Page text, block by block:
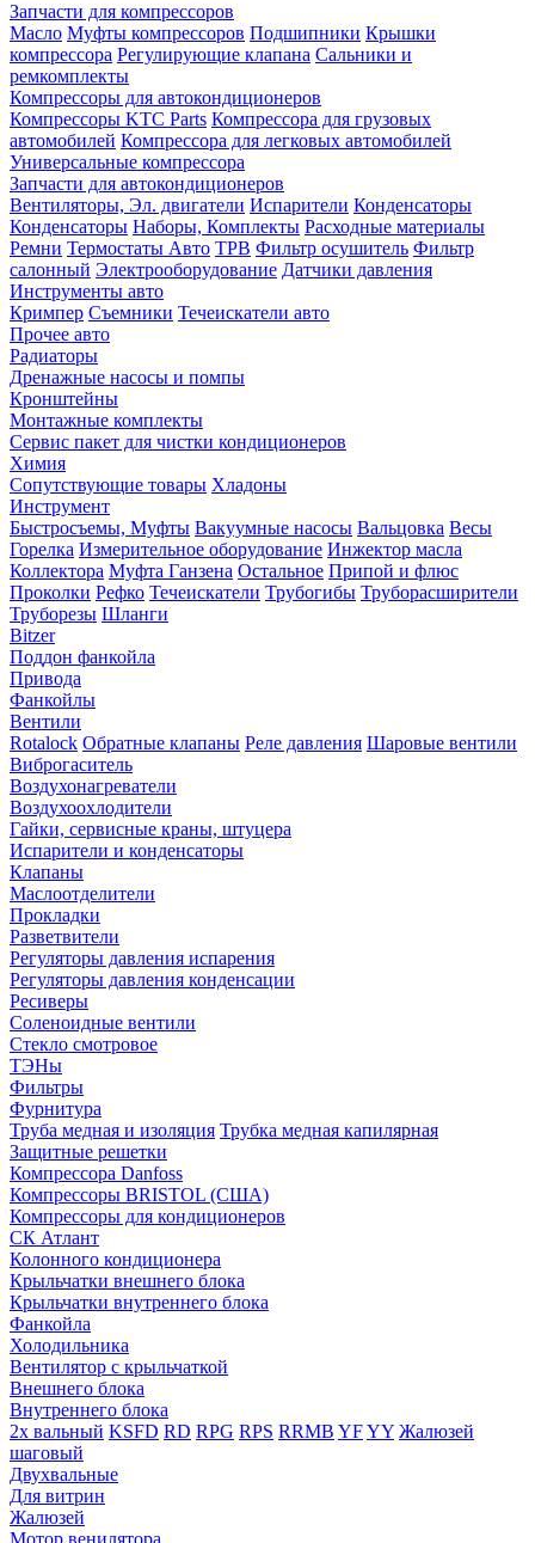
Запчасти для компрессоров
Масло Муфты компрессоров Подшипники Крышки
компрессора Регулирующие клапана Сальники и
ремкомплекты
Компрессоры для автокондиционеров
Компрессоры KTC Parts Компрессора для грузовых
автомобилей Компрессора для легковых автомобилей
Универсальные компрессора
Запчасти для автокондиционеров
Вентиляторы, Эл. двигатели Испарители Конденсаторы
Конденсаторы Наборы, Комплекты Расходные материалы
Ремни Термостаты Авто ТРВ Фильтр осушитель Фильтр
салонный Электрооборудование Датчики давления
Инструменты авто
Кримпер Съемники Течеискатели авто
Прочее авто
Радиаторы
Дренажные насосы и помпы
Кронштейны
Монтажные комплекты
Сервис пакет для чистки кондиционеров
Химия
Сопутствующие товары Хладоны
Инструмент
Быстросъемы, Муфты Вакуумные насосы Вальцовка Весы
Горелка Измерительное оборудование Инжектор масла
Коллектора Муфта Ганзена Остальное Припой и флюс
Проколки Рефко Течеискатели Трубогибы Труборасширители
Труборезы Шланги
Bitzer
Поддон фанкойла
Привода
Фанкойлы
Вентили
Rotalock Обратные клапаны Реле давления Шаровые вентили
Виброгаситель
Воздухонагреватели
Воздухоохлодители
Гайки, сервисные краны, штуцера
Испарители и конденсаторы
Клапаны
Маслоотделители
Прокладки
Разветвители
Регуляторы давления испарения
Регуляторы давления конденсации
Ресиверы
Соленоидные вентили
Стекло смотровое
ТЭНы
Фильтры
Фурнитура
Труба медная и изоляция Трубка медная капилярная
Защитные решетки
Компрессора Danfoss
Компрессоры BRISTOL (США)
Компрессоры для кондиционеров
СК Атлант
Колонного кондиционера
Крыльчатки внешнего блока
Крыльчатки внутреннего блока
Фанкойла
Холодильника
Вентилятор с крыльчаткой
Внешнего блока
Внутреннего блока
2х вальный KSFD RD RPG RPS RRMB YFYY Жалюзей
шаговый
Двухвальные
Для витрин
Жалюзей
Мотор венилятора